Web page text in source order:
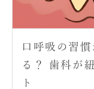
口呼吸の習
る？ 歯科が
ト